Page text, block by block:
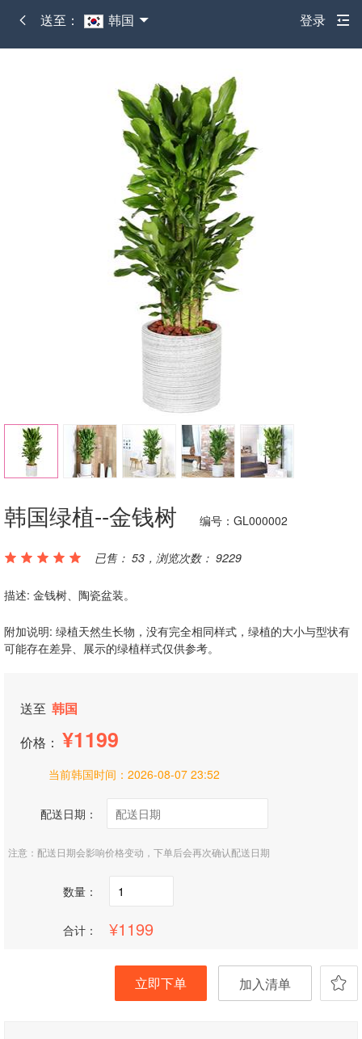
送至： 韩国 登录
韩国绿植--金钱树 编号：GL000002
已售： 53，浏览次数： 9229
描述: 金钱树、陶瓷盆装。
附加说明: 绿植天然生长物，没有完全相同样式，绿植的大小与型状有
可能存在差异、展示的绿植样式仅供参考。
送至 韩国
价格：
1199
当前韩国时间： 2026-08-07 23:52
配送日期：
注意：配送日期会影响价格变动，下单后会再次确认配送日期
数量：
合计： 1199
立即下单 加入清单